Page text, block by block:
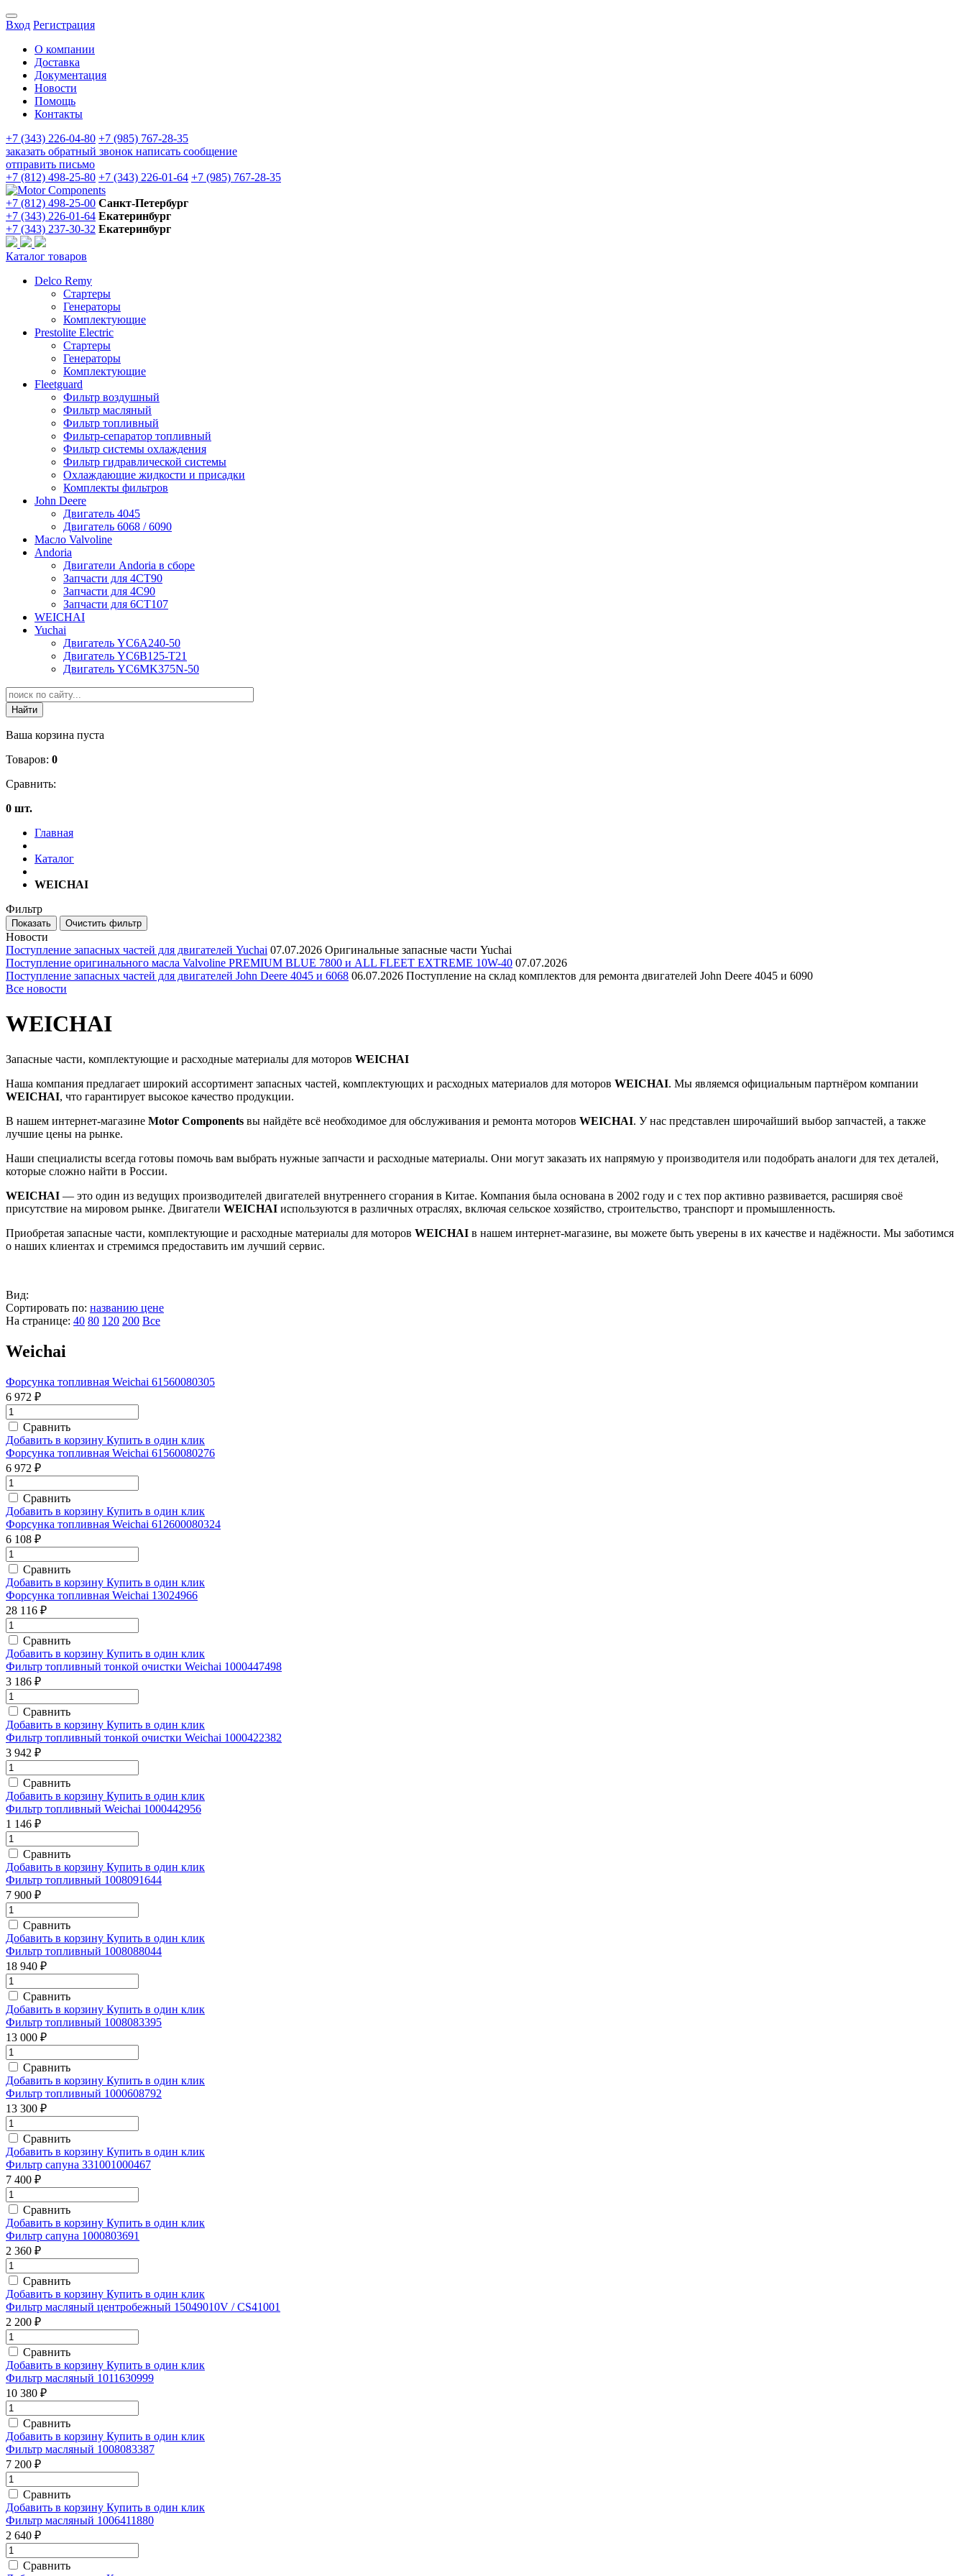
Вход Регистрация
О компании
Доставка
Документация
Новости
Помощь
Контакты
+7 (343) 226-04-80 +7 (985) 767-28-35
заказать обратный звонок написать сообщение
отправить письмо
+7 (812) 498-25-80 +7 (343) 226-01-64 +7 (985) 767-28-35
+7 (812) 498-25-00 Санкт-Петербург
+7 (343) 226-01-64 Екатеринбург
+7 (343) 237-30-32 Екатеринбург
Каталог товаров
Delco Remy
Стартеры
Генераторы
Комплектующие
Prestolite Electric
Стартеры
Генераторы
Комплектующие
Fleetguard
Фильтр воздушный
Фильтр масляный
Фильтр топливный
Фильтр-сепаратор топливный
Фильтр системы охлаждения
Фильтр гидравлической системы
Охлаждающие жидкости и присадки
Комплекты фильтров
John Deere
Двигатель 4045
Двигатель 6068 / 6090
Масло Valvoline
Andoria
Двигатели Andoria в сборе
Запчасти для 4CT90
Запчасти для 4С90
Запчасти для 6CT107
WEICHAI
Yuchai
Двигатель YC6A240-50
Двигатель YC6B125-T21
Двигатель YC6MK375N-50
Ваша корзина пуста
Товаров: 0
Сравнить:
0 шт.
Главная
Каталог
WEICHAI
Фильтр
Новости
Поступление запасных частей для двигателей Yuchai 07.07.2026 Оригинальные запасные части Yuchai
Поступление оригинального масла Valvoline PREMIUM BLUE 7800 и ALL FLEET EXTREME 10W-40 07.07.2026
Поступление запасных частей для двигателей John Deere 4045 и 6068 06.07.2026 Поступление на склад комплектов для ремонта двигателей John Deere 4045 и 6090
Все новости
WEICHAI
Запасные части, комплектующие и расходные материалы для моторов WEICHAI
Наша компания предлагает широкий ассортимент запасных частей, комплектующих и расходных материалов для моторов WEICHAI. Мы являемся официальным партнёром компании
WEICHAI, что гарантирует высокое качество продукции.
В нашем интернет-магазине Motor Components вы найдёте всё необходимое для обслуживания и ремонта моторов WEICHAI. У нас представлен широчайший выбор запчастей, а также
лучшие цены на рынке.
Наши специалисты всегда готовы помочь вам выбрать нужные запчасти и расходные материалы. Они могут заказать их напрямую у производителя или подобрать аналоги для тех деталей,
которые сложно найти в России.
WEICHAI — это один из ведущих производителей двигателей внутреннего сгорания в Китае. Компания была основана в 2002 году и с тех пор активно развивается, расширяя своё
присутствие на мировом рынке. Двигатели WEICHAI используются в различных отраслях, включая сельское хозяйство, строительство, транспорт и промышленность.
Приобретая запасные части, комплектующие и расходные материалы для моторов WEICHAI в нашем интернет-магазине, вы можете быть уверены в их качестве и надёжности. Мы заботимся
о наших клиентах и стремимся предоставить им лучший сервис.
Вид:
Сортировать по: названию цене
На странице: 40 80 120 200 Все
Weichai
Форсунка топливная Weichai 61560080305
6 972 ₽
Сравнить
Добавить в корзину Купить в один клик
Форсунка топливная Weichai 61560080276
6 972 ₽
Сравнить
Добавить в корзину Купить в один клик
Форсунка топливная Weichai 612600080324
6 108 ₽
Сравнить
Добавить в корзину Купить в один клик
Форсунка топливная Weichai 13024966
28 116 ₽
Сравнить
Добавить в корзину Купить в один клик
Фильтр топливный тонкой очистки Weichai 1000447498
3 186 ₽
Сравнить
Добавить в корзину Купить в один клик
Фильтр топливный тонкой очистки Weichai 1000422382
3 942 ₽
Сравнить
Добавить в корзину Купить в один клик
Фильтр топливный Weichai 1000442956
1 146 ₽
Сравнить
Добавить в корзину Купить в один клик
Фильтр топливный 1008091644
7 900 ₽
Сравнить
Добавить в корзину Купить в один клик
Фильтр топливный 1008088044
18 940 ₽
Сравнить
Добавить в корзину Купить в один клик
Фильтр топливный 1008083395
13 000 ₽
Сравнить
Добавить в корзину Купить в один клик
Фильтр топливный 1000608792
13 300 ₽
Сравнить
Добавить в корзину Купить в один клик
Фильтр сапуна 331001000467
7 400 ₽
Сравнить
Добавить в корзину Купить в один клик
Фильтр сапуна 1000803691
2 360 ₽
Сравнить
Добавить в корзину Купить в один клик
Фильтр масляный центробежный 15049010V / CS41001
2 200 ₽
Сравнить
Добавить в корзину Купить в один клик
Фильтр масляный 1011630999
10 380 ₽
Сравнить
Добавить в корзину Купить в один клик
Фильтр масляный 1008083387
7 200 ₽
Сравнить
Добавить в корзину Купить в один клик
Фильтр масляный 1006411880
2 640 ₽
Сравнить